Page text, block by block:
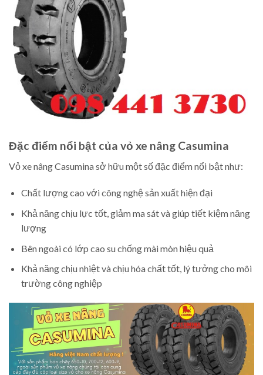
Đặc điểm nổi bật của vỏ xe nâng Casumina
Vỏ xe nâng Casumina sở hữu một số đặc điểm nổi bật như:
Chất lượng cao với công nghệ sản xuất hiện đại
Khả năng chịu lực tốt, giảm ma sát và giúp tiết kiệm năng
lượng
Bên ngoài có lớp cao su chống mài mòn hiệu quả
Khả năng chịu nhiệt và chịu hóa chất tốt, lý tưởng cho môi
trường công nghiệp